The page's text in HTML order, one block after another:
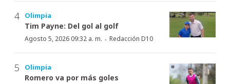
Olimpia
Tim Payne: Del gol al golf
Agosto 5, 2026 09:32 a. m. · Redacción D10
Olimpia
Romero va por más goles